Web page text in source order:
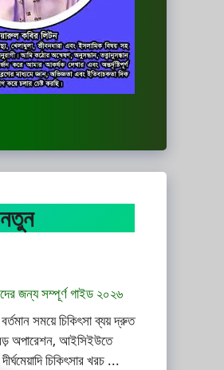
জন্য সম্পূর্ণ গাইড ২০২৬
বর্তমান সময়ে চিকিৎসা ব্যয় দ্রুত
অপারেশন, আইসিইউতে
চিকিৎসার খরচ ...